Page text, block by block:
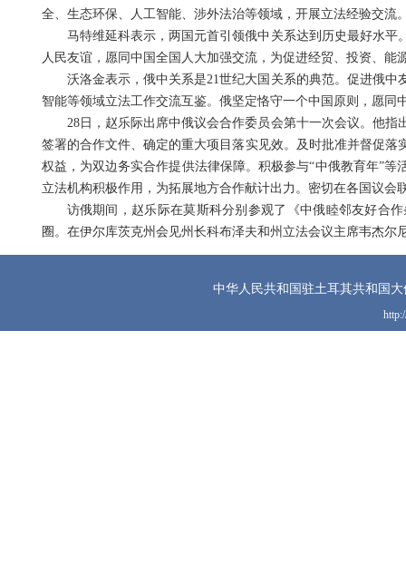
全、生态环保、人工智能、涉外法治等领域，开展立法经验交流
马特维延科表示，两国元首引领俄中关系达到历史最好水
人民友谊，愿同中国全国人大加强交流，为促进经贸、投资、
沃洛金表示，俄中关系是21世纪大国关系的典范。促进俄
智能等领域立法工作交流互鉴。俄坚定恪守一个中国原则，愿同
28日，赵乐际出席中俄议会合作委员会第十一次会议。他
签署的合作文件、确定的重大项目落实见效。及时批准并督促
权益，为双边务实合作提供法律保障。积极参与“中俄教育年”
立法机构积极作用，为拓展地方合作献计出力。密切在各国议会
访俄期间，赵乐际在莫斯科分别参观了《中俄睦邻友好合
圈。在伊尔库茨克州会见州长科布泽夫和州立法会议主席韦杰
中华人民共和国驻土耳其共和国大